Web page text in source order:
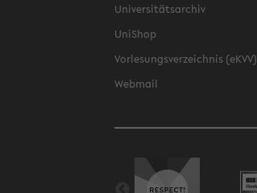
Universitätsarchiv
UniShop
Vorlesungsverzeichnis (eKVV)
Webmail